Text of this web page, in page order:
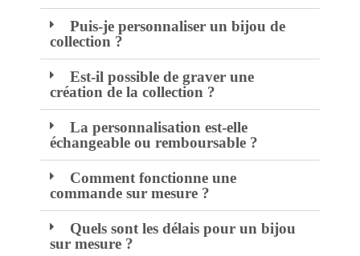
Puis-je personnaliser un bijou de
collection ?
Est-il possible de graver une
création de la collection ?
La personnalisation est-elle
échangeable ou remboursable ?
Comment fonctionne une
commande sur mesure ?
Quels sont les délais pour un bijou
sur mesure ?